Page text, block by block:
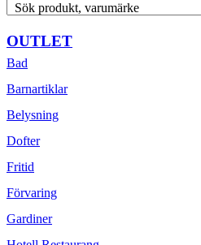
Sök produkt, varumärke
OUTLET
Bad
Barnartiklar
Belysning
Dofter
Fritid
Förvaring
Gardiner